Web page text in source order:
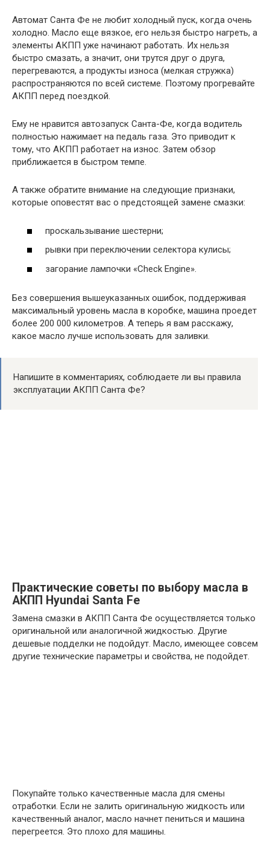
Автомат Санта Фе не любит холодный пуск, когда очень
холодно. Масло еще вязкое, его нельзя быстро нагреть, а
элементы АКПП уже начинают работать. Их нельзя
быстро смазать, а значит, они трутся друг о друга,
перегреваются, а продукты износа (мелкая стружка)
распространяются по всей системе. Поэтому прогревайте
АКПП перед поездкой.
Ему не нравится автозапуск Санта-Фе, когда водитель
полностью нажимает на педаль газа. Это приводит к
тому, что АКПП работает на износ. Затем обзор
приближается в быстром темпе.
А также обратите внимание на следующие признаки,
которые оповестят вас о предстоящей замене смазки:
проскальзывание шестерни;
рывки при переключении селектора кулисы;
загорание лампочки «Check Engine».
Без совершения вышеуказанных ошибок, поддерживая
максимальный уровень масла в коробке, машина проедет
более 200 000 километров. А теперь я вам расскажу,
какое масло лучше использовать для заливки.
Напишите в комментариях, соблюдаете ли вы правила
эксплуатации АКПП Санта Фе?
Практические советы по выбору масла в
АКПП Hyundai Santa Fe
Замена смазки в АКПП Санта Фе осуществляется только
оригинальной или аналогичной жидкостью. Другие
дешевые подделки не подойдут. Масло, имеющее совсем
другие технические параметры и свойства, не подойдет.
Покупайте только качественные масла для смены
отработки. Если не залить оригинальную жидкость или
качественный аналог, масло начнет пениться и машина
перегреется. Это плохо для машины.